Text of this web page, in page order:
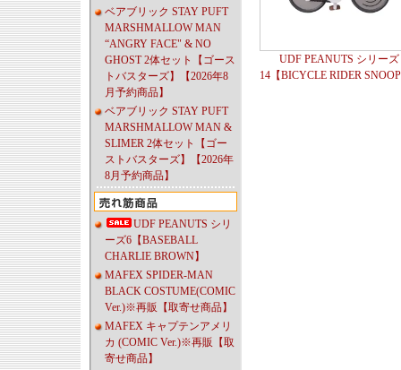
ベアブリック STAY PUFT
MARSHMALLOW MAN
“ANGRY FACE" & NO
GHOST 2体セット【ゴース
トバスターズ】【2026年8
月予約商品】
ベアブリック STAY PUFT
MARSHMALLOW MAN &
SLIMER 2体セット【ゴー
ストバスターズ】【2026年
8月予約商品】
UDF PEANUTS シリ
ーズ6【BASEBALL
CHARLIE BROWN】
MAFEX SPIDER-MAN
BLACK COSTUME(COMIC
Ver.)※再販【取寄せ商品】
MAFEX キャプテンアメリ
カ (COMIC Ver.)※再販【取
寄せ商品】
UDF PEANUTS シリーズ
14【BICYCLE RIDER